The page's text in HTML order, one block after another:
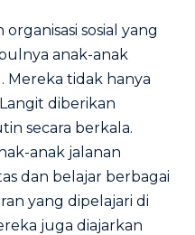
sosial yang
anak-anak
Mereka tidak hanya
diberikan
secara berkala.
anak jalanan
dan belajar berbagai
yang dipelajari di
juga diajarkan